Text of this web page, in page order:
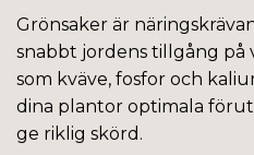
Grönsaker är
snabbt jordens tillgång på
som kväve, fosfor och
dina plantor optimala
ge riklig skörd.